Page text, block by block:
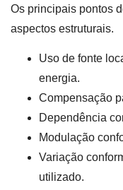
Os principais pontos
aspectos estruturais.
Uso de fonte
energia.
Compensação
Dependência
Modulação
Variação
utilizado.